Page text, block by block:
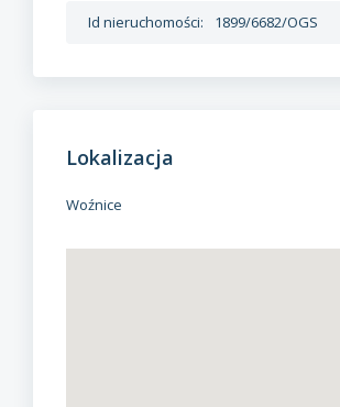
Id nieruchomości: 1899/6682/OGS
Lokalizacja
Woźnice